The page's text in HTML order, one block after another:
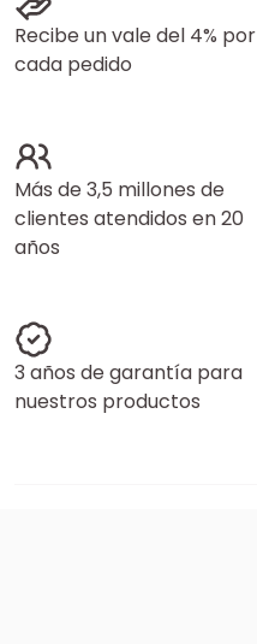
Recibe un vale del 4% por
cada pedido
Más de 3,5 millones de
clientes atendidos en 20
años
3 años de garantía para
nuestros productos